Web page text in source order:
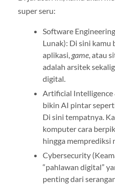
super seru:
Software
Lunak): Di sini kamu
aplikasi, game, atau
adalah arsitek
digital.
Artificial Intelligence
bikin AI pintar
Di sini tempatnya.
komputer cara
hingga memprediksi
Cybersecurity
“pahlawan digital”
penting dari